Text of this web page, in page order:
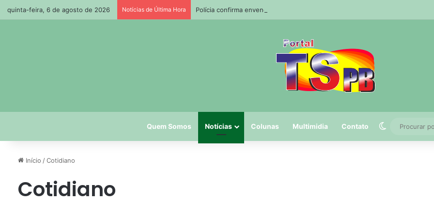
quinta-feira, 6 de agosto de 2026 Notícias de Última Hora Polícia confirma envenenamento de mais de 200 cães e gatos em cidade da
Quem Somos Notícias Colunas Multimidia Contato Switch skin
Início /Cotidiano
Cotidiano